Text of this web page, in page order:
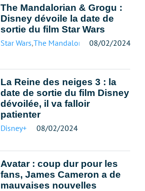
The Mandalorian & Grogu :
Disney dévoile la date de
sortie du film Star Wars
Star Wars,The Mandalorian08/02/2024
La Reine des neiges 3 : la
date de sortie du film Disney
dévoilée, il va falloir
patienter
Disney+ 08/02/2024
Avatar : coup dur pour les
fans, James Cameron a de
mauvaises nouvelles